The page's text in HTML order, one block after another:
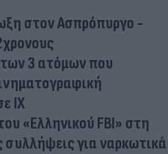
στον Ασπρόπυργο -
3 ατόμων που
ΙΧ
«Ελληνικού FBI» στη
συλλήψεις για ναρκωτικά